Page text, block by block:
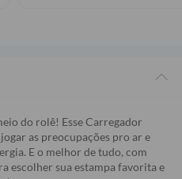
do rolê! Esse Carregador
as preocupações pro ar e
E o melhor de tudo, com
escolher sua estampa favorita e